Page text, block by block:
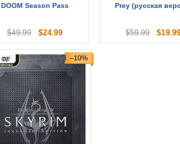
DOOM Season Pass
$49.99 $24.99
Prey (русская
$59.99 $
–10%